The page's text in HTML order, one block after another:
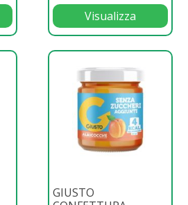
Visualizza
GIUSTO